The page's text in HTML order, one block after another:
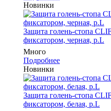
Новинки
Защита голень-стопа
фиксатором, черная, р.L
Много
Подробнее
Новинки
Защита голень-стопа
фиксатором, белая, р.L